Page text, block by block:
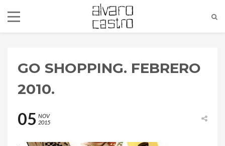
GO SHOPPING. FEBRERO
2010.
05 NOV
2015